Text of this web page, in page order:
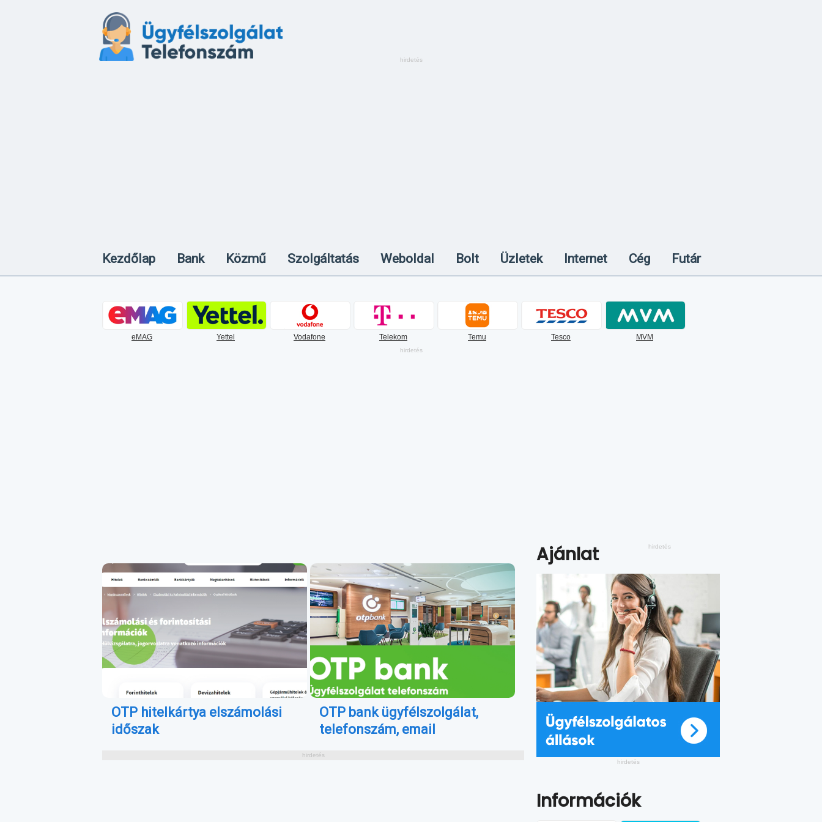
Kezdőlap Bank Közmű Szolgáltatás Weboldal Bolt Üzletek Internet Cég Futár
eMAG Yettel Vodafone Telekom Temu Tesco MVM
OTP hitelkártya elszámolási
időszak
OTP bank ügyfélszolgálat,
telefonszám, email
Ajánlat
Információk